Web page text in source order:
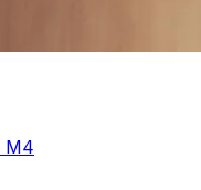
M4